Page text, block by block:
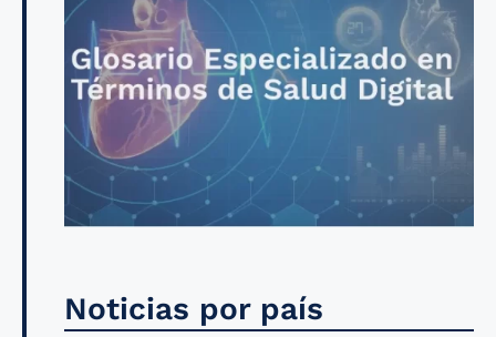
Noticias por país